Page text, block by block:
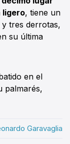
ligero, tiene un
tres derrotas,
su última
en el
palmarés,
Garavaglia